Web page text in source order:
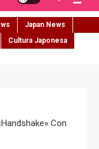
Japan News
Cultura Japonesa
Con